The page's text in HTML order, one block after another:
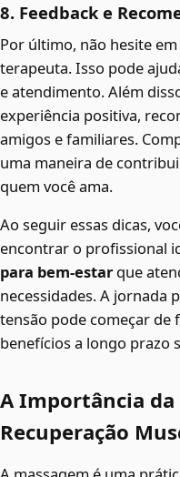
8. Feedback e
Por último, não hesite
terapeuta. Isso pode
e atendimento. Além
experiência positiva,
amigos e familiares.
uma maneira de
quem você ama.
Ao seguir essas dicas,
encontrar o profissional
para bem-estar que
necessidades. A jornada
tensão pode começar de
benefícios a longo prazo
A Importância da
Recuperação